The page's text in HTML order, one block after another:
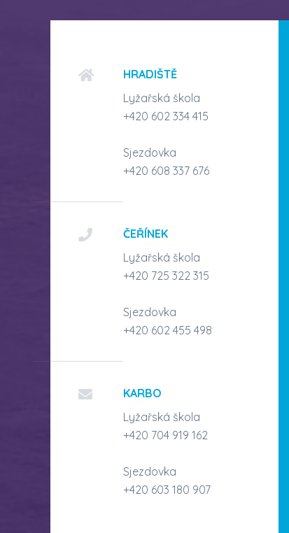
HRADIŠTĚ
Lyžařská škola
+420 602 334 415
Sjezdovka
+420 608 337 676
ČEŘÍNEK
Lyžařská škola
+420 725 322 315
Sjezdovka
+420 602 455 498
KARBO
Lyžařská škola
+420 704 919 162
Sjezdovka
+420 603 180 907